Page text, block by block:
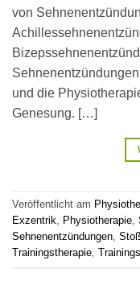
von
und die
Genesung. […]
Veröffentlicht am
Exzentrik, Physiotherapie,
Sehnenentzündungen,
Trainingstherapie,